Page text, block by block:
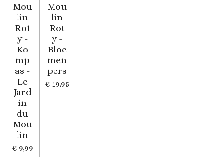
Mou
lin
Rot
y -
Ko
mp
as -
Le
Jard
in
du
Mou
lin
€ 9,99
Mou
lin
Rot
y -
Bloe
men
pers
€ 19,95